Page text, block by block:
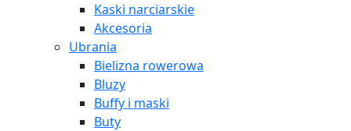
Kaski narciarskie
Akcesoria
Ubrania
Bielizna rowerowa
Bluzy
Buffy i maski
Buty